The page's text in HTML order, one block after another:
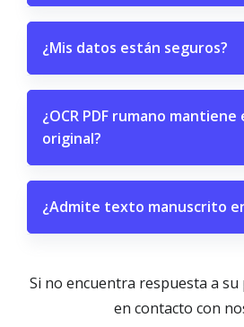
¿Mis datos están seguros?
¿OCR PDF rumano mantiene
original?
¿Admite texto manuscrito
Si no encuentra respuesta a
en contacto con